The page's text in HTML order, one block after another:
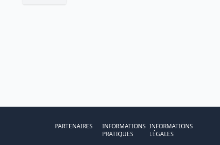
PARTENAIRES
INFORMATIONS
PRATIQUES
INFORMATIONS
LÉGALES